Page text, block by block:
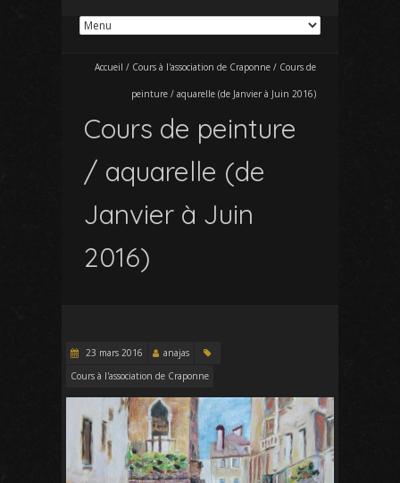
Accueil / Cours à l'association de Craponne / Cours de
peinture / aquarelle (de Janvier à Juin 2016)
Cours de peinture
/ aquarelle (de
Janvier à Juin
2016)
23 mars 2016
anajas
Cours à l'association de Craponne